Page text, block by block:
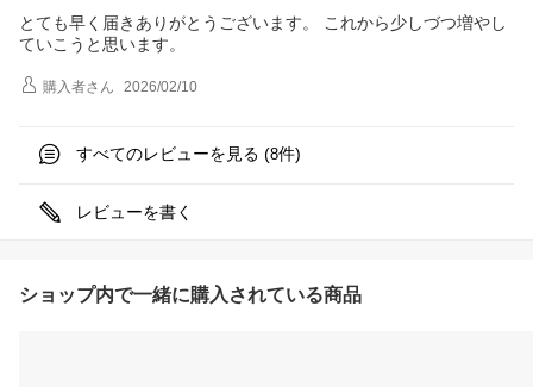
とても早く届きありがとうございます。 これから少しづつ増やし
ていこうと思います。
購入者さん 2026/02/10
すべてのレビューを見る (8件)
レビューを書く
ショップ内で一緒に購入されている商品